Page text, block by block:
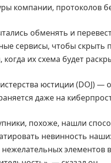
компании, протоколов
обменять и
сервисы, чтобы скрыть
когда их схема будет
юстиции (DOJ) —
даже на
похоже, нашли
невинность
элементов